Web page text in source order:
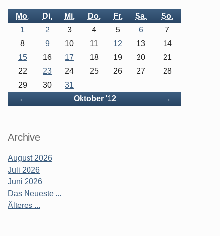
Mo. Di. Mi. Do. Fr. Sa. So.
← Oktober '12 Vorwärts
→
1 2 3 4 5 6
7
8
9 10 11 12 13
14
15
16 17 18 19 20
21
22
23 24 25 26 27
28
29
30 31
Archive
August 2026
Juli 2026
Juni 2026
Das Neueste ...
Älteres ...